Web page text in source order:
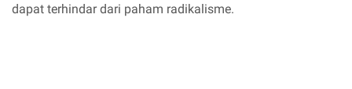
dapat terhindar dari paham radikalisme.